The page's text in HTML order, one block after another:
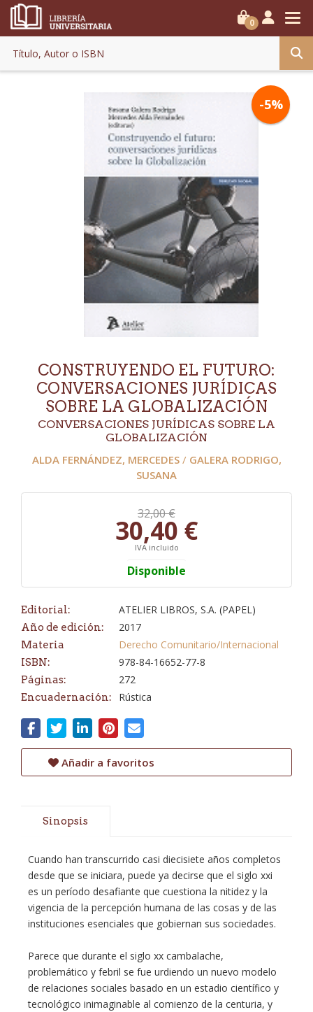
0
-5%
CONSTRUYENDO EL FUTURO:
CONVERSACIONES JURÍDICAS
SOBRE LA GLOBALIZACIÓN
CONVERSACIONES JURÍDICAS SOBRE LA
GLOBALIZACIÓN
ALDA FERNÁNDEZ, MERCEDES/ GALERA RODRIGO,
SUSANA
32,00 €
30,40 €
IVA incluido
Disponible
Editorial: ATELIER LIBROS, S.A. (PAPEL)
Año de edición: 2017
Materia Derecho Comunitario/Internacional
ISBN: 978-84-16652-77-8
Páginas: 272
Encuadernación: Rústica
Añadir a favoritos
Sinopsis
Cuando han transcurrido casi diecisiete años completos
desde que se iniciara, puede ya decirse que el siglo xxi
es un período desafiante que cuestiona la nitidez y la
vigencia de la percepción humana de las cosas y de las
instituciones esenciales que gobiernan sus sociedades.
Parece que durante el siglo xx cambalache,
problemático y febril se fue urdiendo un nuevo modelo
de relaciones sociales basado en un estadio científico y
tecnológico inimaginable al comienzo de la centuria, y